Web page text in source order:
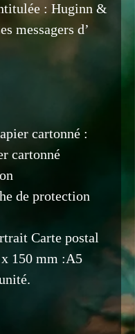
: Huginn &
messagers d’
cartonné :
cartonné
de protection
Carte postal
150 mm :A5